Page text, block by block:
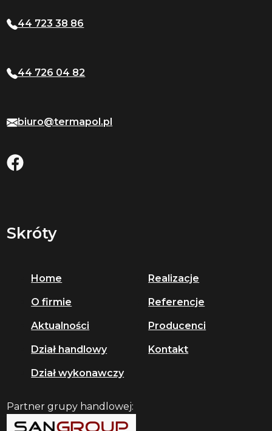
44 723 38 86
44 726 04 82
biuro@termapol.pl
Skróty
Home
O firmie
Aktualności
Dział handlowy
Dział wykonawczy
Realizacje
Referencje
Producenci
Kontakt
Partner grupy handlowej: